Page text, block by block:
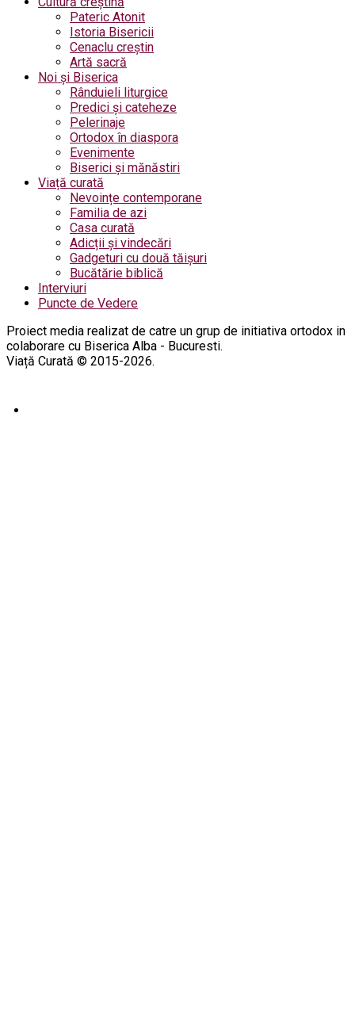
Pateric Atonit
Istoria Bisericii
Cenaclu creștin
Artă sacră
Noi și Biserica
Rânduieli liturgice
Predici și cateheze
Pelerinaje
Ortodox în diaspora
Evenimente
Biserici și mănăstiri
Viață curată
Nevoințe contemporane
Familia de azi
Casa curată
Adicții și vindecări
Gadgeturi cu două tăișuri
Bucătărie biblică
Interviuri
Puncte de Vedere
Proiect media realizat de catre un grup de initiativa ortodox in
colaborare cu Biserica Alba - Bucuresti.
Viață Curată © 2015-2026.